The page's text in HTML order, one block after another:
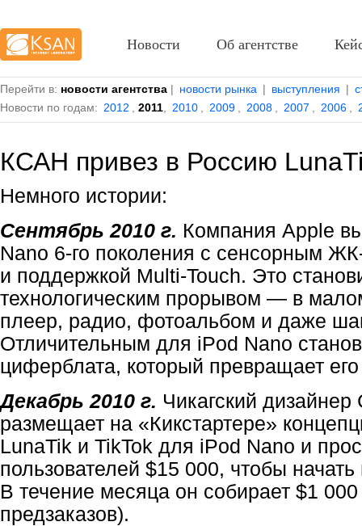
Перейти в: новости агентства | новости рынка | выступления |
Новости по годам: 2012 2011 2010 2009 2008 2007 2006
КСАН привез в Россию
Немного истории:
Сентябрь 2010 г. Компания Apple
Nano 6-го поколения с сенсорным
и поддержкой Multi-Touch. Это
технологическим прорывом — в
плеер, радио, фотоальбом и даже
Отличительным для iPod Nano
циферблата, который превращает
Декабрь 2010 г. Чикагский дизайнер
размещает на «Кикстартере»
LunaTik и TikTok для iPod Nano и
пользователей $15 000, чтобы начать
В течение месяца он собирает $1
предзаказов).
Новости Об агентстве